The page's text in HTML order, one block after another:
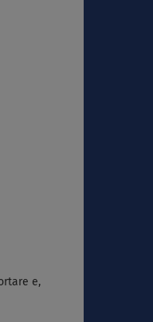
e,